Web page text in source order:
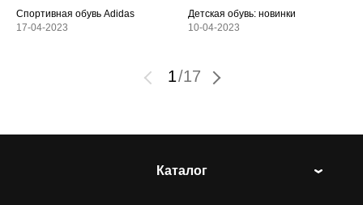
Спортивная обувь Adidas
17-04-2023
Детская обувь: новинки
10-04-2023
1/17
Каталог